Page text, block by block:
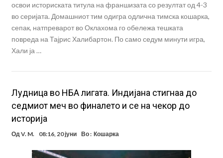
освои историската титула на франшизата со резултат од 4-3
во серијата. Домашниот тим одигра одлична тимска кошарка,
сепак, натпреварот во Оклахома го обележа тешката
повреда на Тајрис Халибартон. По само седум минути игра,
Хали ја …
Лудница во НБА лигата. Индијана стигнаа до
седмиот меч во финалето и се на чекор до
историја
ОдV. M. 08:16, 20 јуни Во : Кошарка